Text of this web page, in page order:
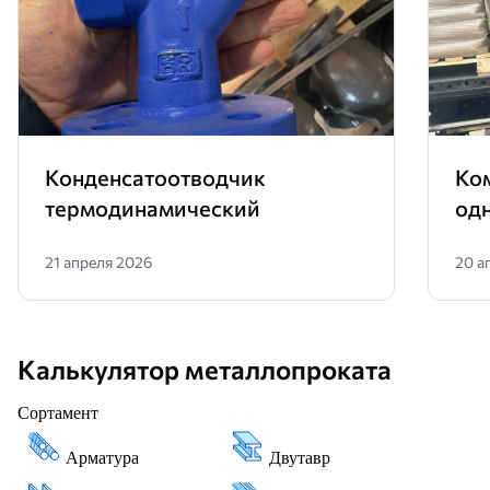
Конденсатоотводчик
термодинамический
21 апреля 2026 20
Калькулятор металлопроката